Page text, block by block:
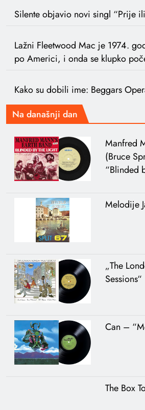
Silente objavio novi singl “Prije
Lažni Fleetwood Mac je 1974.
po Americi, i onda se klupko
Kako su dobili ime: Beggars
Na današnji dan
Manfred
(Bruce
“Blinded
Melodije
„The
Sessions“
Can –
The Box